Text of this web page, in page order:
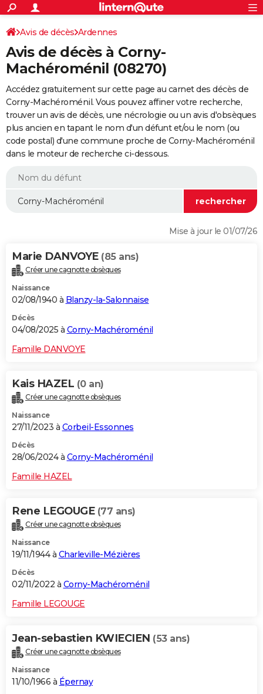
ACTUALITÉS
Politique
Société
Faits Divers
Education
Monde
Villes
+
SPORT
Coupe du monde 2026
Football
Tennis
Cyclisme
Rugby
Forum
CULTURE
FINANCE
Retraite
Impôts
Epargne
Immobilier
Risques naturels par ville
Banque
Assurance
Crédit
AUTO
Essais
Réserver un essai
Citadines
Berlines
SUV
Forum auto
+
HIGH-TECH
Mobiles
Meilleur smartphone
Internet
Ordinateurs
Jeux vidéo
Guide high-tech
+
BRICOLAGE
Forum
Aménagement intérieur
Extérieur
Cuisine
Salle de bains
Jardinage
Rangement
WEEK-END
Guides de France
Escapades
Patrimoine
Expositions
Musées
Week-end nature
LIFESTYLE
Alimentation
Guide de la santé
Maladies
Médicaments
Sommeil
VOYAGE
Destinations
City break
Voyage nature
Voyage de noces
Forum
Climat
+PHOTO
GUIDES D'ACHAT
BONS PLANS
CARTE DE VOEUX
Dictionnaire
Biographies
Citations
Expressions
Proverbes
PROGRAMME TV
COPAINS D'AVANT
S'inscrire
Se connecter
Lycées
Collèges
Primaires
Universités
Entreprises
Service militaire
Avis de recherche
AVIS DE DÉCÈS
Avis de décès Ardennes
Avis de décès à Corny-
Machéroménil (08270)
Accédez gratuitement sur cette page au carnet des décès de
Corny-Machéroménil. Vous pouvez affiner votre recherche,
trouver un avis de décès, une nécrologie ou un avis d'obsèques
plus ancien en tapant le nom d'un défunt et/ou le nom (ou
code postal) d'une commune proche de Corny-Machéroménil
dans le moteur de recherche ci-dessous.
Mise à jour le 01/07/26
Marie DANVOYE (85 ans)
Créer une cagnotte obsèques
Naissance
02/08/1940 à Blanzy-la-Salonnaise
Décès
04/08/2025 à Corny-Machéroménil
Famille DANVOYE
Kais HAZEL (0 an)
Créer une cagnotte obsèques
Naissance
27/11/2023 à Corbeil-Essonnes
Décès
28/06/2024 à Corny-Machéroménil
Famille HAZEL
Rene LEGOUGE (77 ans)
Créer une cagnotte obsèques
Naissance
19/11/1944 à Charleville-Mézières
Décès
02/11/2022 à Corny-Machéroménil
Famille LEGOUGE
Jean-sebastien KWIECIEN (53 ans)
Créer une cagnotte obsèques
Naissance
11/10/1966 à Épernay